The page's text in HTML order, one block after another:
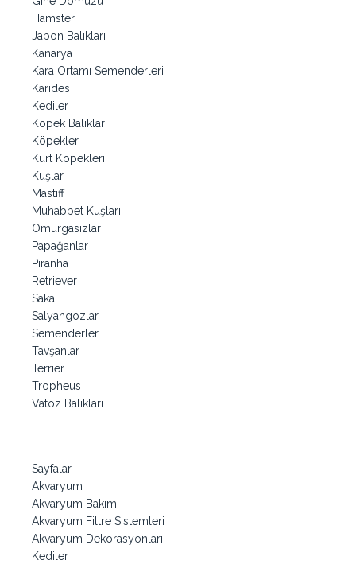
Hamster
Japon Balıkları
Kanarya
Kara Ortamı Semenderleri
Karides
Kediler
Köpek Balıkları
Köpekler
Kurt Köpekleri
Kuşlar
Mastiff
Muhabbet Kuşları
Omurgasızlar
Papağanlar
Piranha
Retriever
Saka
Salyangozlar
Semenderler
Tavşanlar
Terrier
Tropheus
Vatoz Balıkları
Sayfalar
Akvaryum
Akvaryum Bakımı
Akvaryum Filtre Sistemleri
Akvaryum Dekorasyonları
Kediler